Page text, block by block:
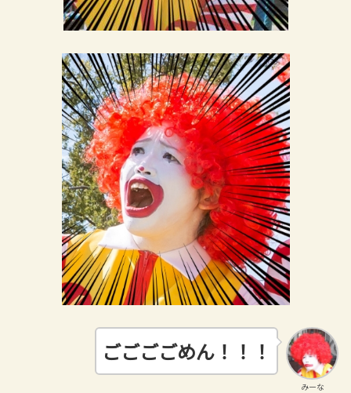
みーな
ごごごごめん！！！